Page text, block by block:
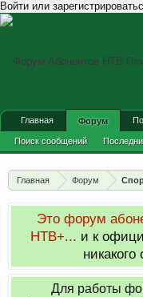
Войти или
Главная Форум
Это форум
НТВ+... и к
Для работы
Главная Форум
Поиск сообщений